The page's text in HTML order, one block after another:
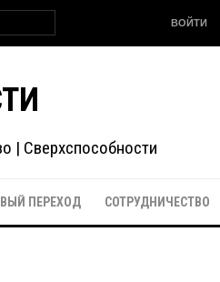
ВОЙТИ
| Сверхспособности
ПЕРЕХОД СОТРУДНИЧЕСТВО